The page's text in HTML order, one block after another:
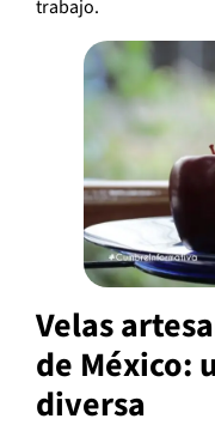
trabajo.
Velas
de México:
diversa